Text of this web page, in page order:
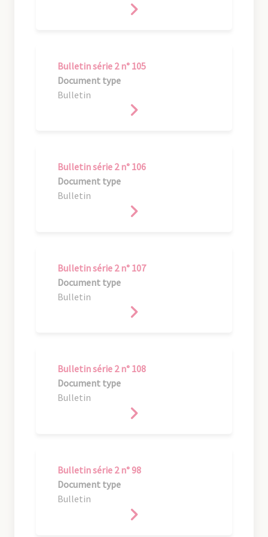
Bulletin série 2 n° 105
Document type
Bulletin
Bulletin série 2 n° 106
Document type
Bulletin
Bulletin série 2 n° 107
Document type
Bulletin
Bulletin série 2 n° 108
Document type
Bulletin
Bulletin série 2 n° 98
Document type
Bulletin